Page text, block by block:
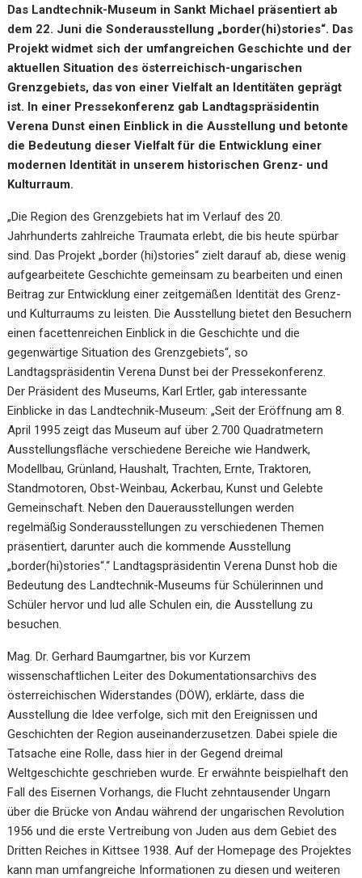
Das Landtechnik-Museum in Sankt Michael präsentiert ab
dem 22. Juni die Sonderausstellung „border(hi)stories“. Das
Projekt widmet sich der umfangreichen Geschichte und der
aktuellen Situation des österreichisch-ungarischen
Grenzgebiets, das von einer Vielfalt an Identitäten geprägt
ist. In einer Pressekonferenz gab Landtagspräsidentin
Verena Dunst einen Einblick in die Ausstellung und betonte
die Bedeutung dieser Vielfalt für die Entwicklung einer
modernen Identität in unserem historischen Grenz- und
Kulturraum.
„Die Region des Grenzgebiets hat im Verlauf des 20.
Jahrhunderts zahlreiche Traumata erlebt, die bis heute spürbar
sind. Das Projekt „border (hi)stories“ zielt darauf ab, diese wenig
aufgearbeitete Geschichte gemeinsam zu bearbeiten und einen
Beitrag zur Entwicklung einer zeitgemäßen Identität des Grenz-
und Kulturraums zu leisten. Die Ausstellung bietet den Besuchern
einen facettenreichen Einblick in die Geschichte und die
gegenwärtige Situation des Grenzgebiets“, so
Landtagspräsidentin Verena Dunst bei der Pressekonferenz.
Der Präsident des Museums, Karl Ertler, gab interessante
Einblicke in das Landtechnik-Museum: „Seit der Eröffnung am 8.
April 1995 zeigt das Museum auf über 2.700 Quadratmetern
Ausstellungsfläche verschiedene Bereiche wie Handwerk,
Modellbau, Grünland, Haushalt, Trachten, Ernte, Traktoren,
Standmotoren, Obst-Weinbau, Ackerbau, Kunst und Gelebte
Gemeinschaft. Neben den Dauerausstellungen werden
regelmäßig Sonderausstellungen zu verschiedenen Themen
präsentiert, darunter auch die kommende Ausstellung
„border(hi)stories“.“ Landtagspräsidentin Verena Dunst hob die
Bedeutung des Landtechnik-Museums für Schülerinnen und
Schüler hervor und lud alle Schulen ein, die Ausstellung zu
besuchen.
Mag. Dr. Gerhard Baumgartner, bis vor Kurzem
wissenschaftlichen Leiter des Dokumentationsarchivs des
österreichischen Widerstandes (DÖW), erklärte, dass die
Ausstellung die Idee verfolge, sich mit den Ereignissen und
Geschichten der Region auseinanderzusetzen. Dabei spiele die
Tatsache eine Rolle, dass hier in der Gegend dreimal
Weltgeschichte geschrieben wurde. Er erwähnte beispielhaft den
Fall des Eisernen Vorhangs, die Flucht zehntausender Ungarn
über die Brücke von Andau während der ungarischen Revolution
1956 und die erste Vertreibung von Juden aus dem Gebiet des
Dritten Reiches in Kittsee 1938. Auf der Homepage des Projektes
kann man umfangreiche Informationen zu diesen und weiteren